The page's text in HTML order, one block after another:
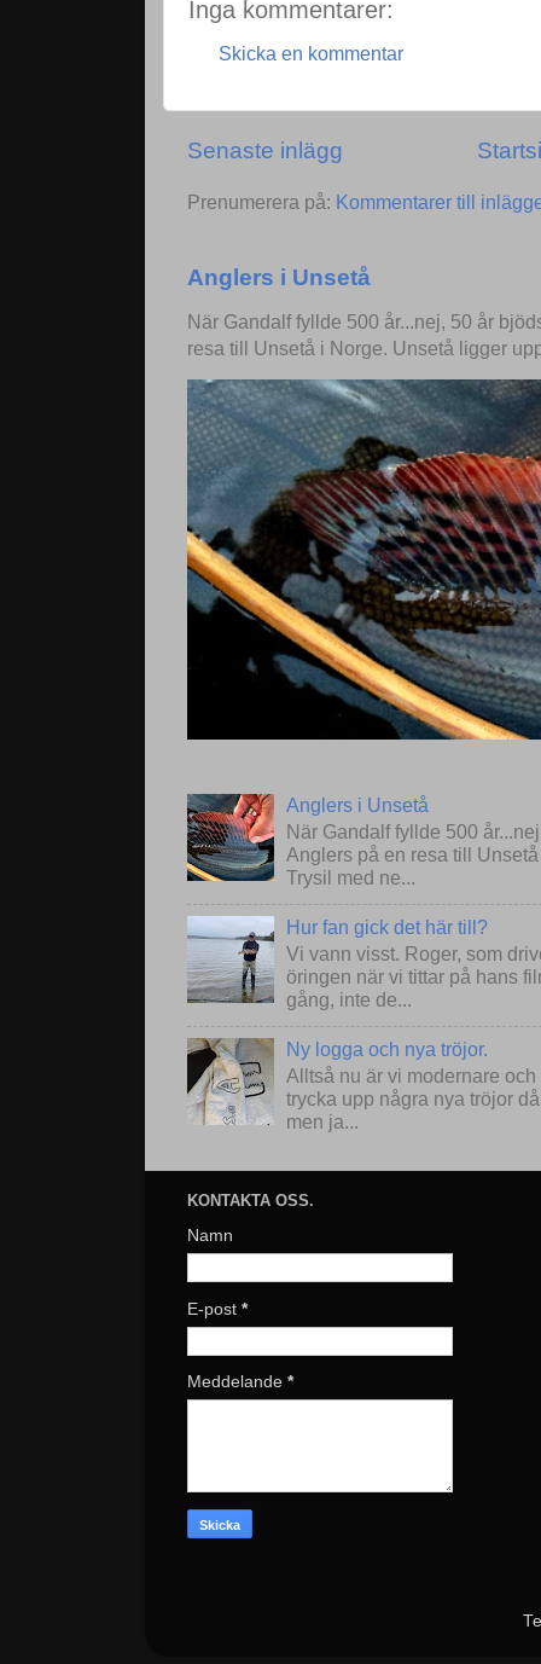
Inga kommentarer:
Skicka en kommentar
Senaste inlägg
Prenumerera på: Kommentarer till
Anglers i Unsetå
När Gandalf fyllde 500 år...nej, 50 år
resa till Unsetå i Norge. Unsetå ligger
Anglers i Unsetå
När Gandalf fyllde 500
Anglers på en resa till
Trysil med ne...
Hur fan gick det här till?
Vi vann visst. Roger, som
öringen när vi tittar på hans
gång, inte de...
Ny logga och nya tröjor.
Alltså nu är vi modernare
trycka upp några nya tröjor
men ja...
KONTAKTA OSS.
Namn
E-post *
Meddelande *